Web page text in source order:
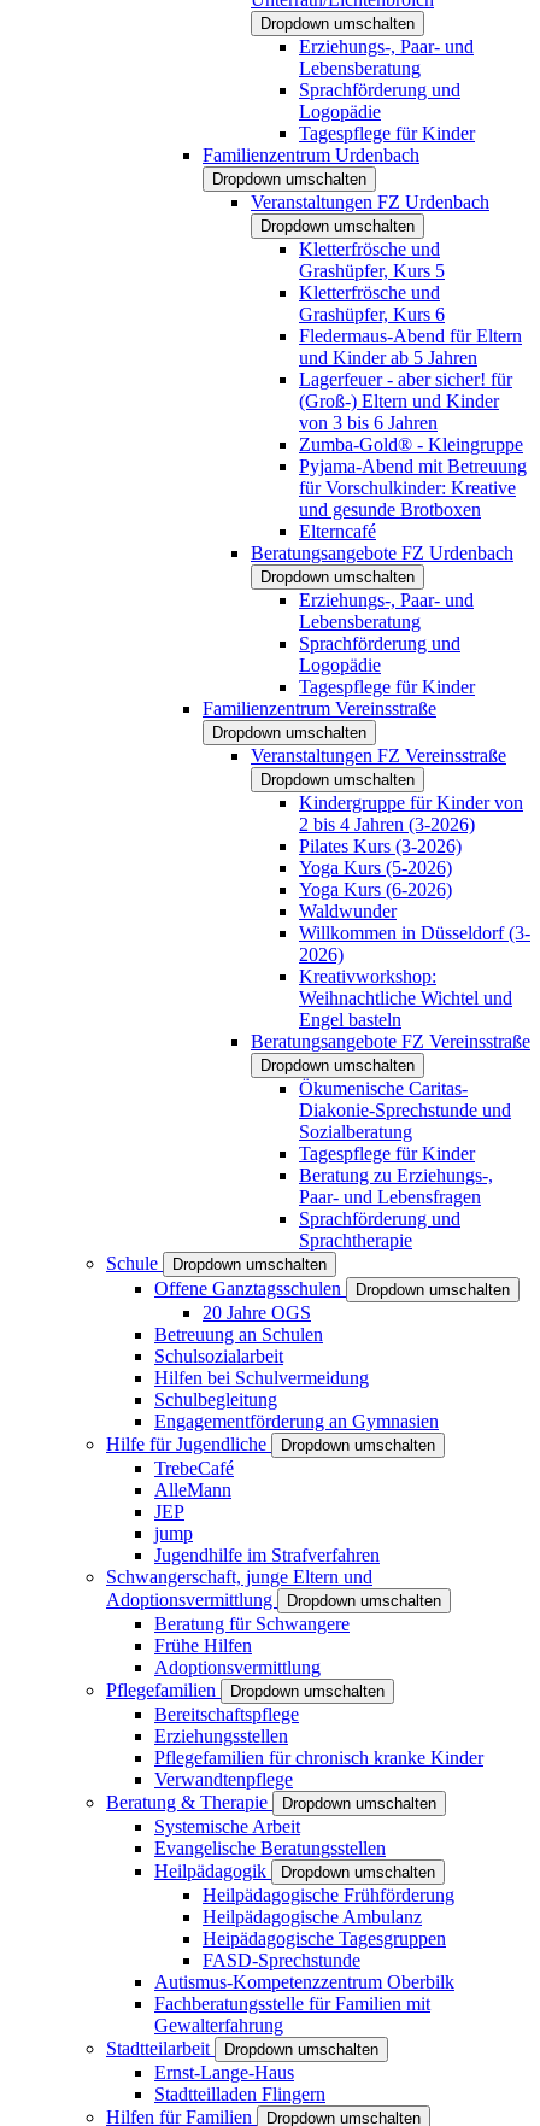
Dropdown umschalten
Erziehungs-, Paar- und
Lebensberatung
Sprachförderung und
Logopädie
Tagespflege für Kinder
Familienzentrum Urdenbach
Dropdown umschalten
Veranstaltungen FZ Urdenbach
Dropdown umschalten
Kletterfrösche und
Grashüpfer, Kurs 5
Kletterfrösche und
Grashüpfer, Kurs 6
Fledermaus-Abend für Eltern
und Kinder ab 5 Jahren
Lagerfeuer - aber sicher! für
(Groß-) Eltern und Kinder
von 3 bis 6 Jahren
Zumba-Gold® - Kleingruppe
Pyjama-Abend mit Betreuung
für Vorschulkinder: Kreative
und gesunde Brotboxen
Elterncafé
Beratungsangebote FZ Urdenbach
Dropdown umschalten
Erziehungs-, Paar- und
Lebensberatung
Sprachförderung und
Logopädie
Tagespflege für Kinder
Familienzentrum Vereinsstraße
Dropdown umschalten
Veranstaltungen FZ Vereinsstraße
Dropdown umschalten
Kindergruppe für Kinder von
2 bis 4 Jahren (3-2026)
Pilates Kurs (3-2026)
Yoga Kurs (5-2026)
Yoga Kurs (6-2026)
Waldwunder
Willkommen in Düsseldorf (3-
2026)
Kreativworkshop:
Weihnachtliche Wichtel und
Engel basteln
Beratungsangebote FZ Vereinsstraße
Dropdown umschalten
Ökumenische Caritas-
Diakonie-Sprechstunde und
Sozialberatung
Tagespflege für Kinder
Beratung zu Erziehungs-,
Paar- und Lebensfragen
Sprachförderung und
Sprachtherapie
Schule
Dropdown umschalten
Offene Ganztagsschulen Dropdown umschalten
20 Jahre OGS
Betreuung an Schulen
Schulsozialarbeit
Hilfen bei Schulvermeidung
Schulbegleitung
Engagementförderung an Gymnasien
Hilfe für Jugendliche
Dropdown umschalten
TrebeCafé
AlleMann
JEP
jump
Jugendhilfe im Strafverfahren
Schwangerschaft, junge Eltern und
Adoptionsvermittlung
Dropdown umschalten
Beratung für Schwangere
Frühe Hilfen
Adoptionsvermittlung
Pflegefamilien
Dropdown umschalten
Bereitschaftspflege
Erziehungsstellen
Pflegefamilien für chronisch kranke Kinder
Verwandtenpflege
Beratung & Therapie
Dropdown umschalten
Systemische Arbeit
Evangelische Beratungsstellen
Heilpädagogik
Dropdown umschalten
Heilpädagogische Frühförderung
Heilpädagogische Ambulanz
Heipädagogische Tagesgruppen
FASD-Sprechstunde
Autismus-Kompetenzzentrum Oberbilk
Fachberatungsstelle für Familien mit
Gewalterfahrung
Stadtteilarbeit
Dropdown umschalten
Ernst-Lange-Haus
Stadtteilladen Flingern
Hilfen für Familien
Dropdown umschalten